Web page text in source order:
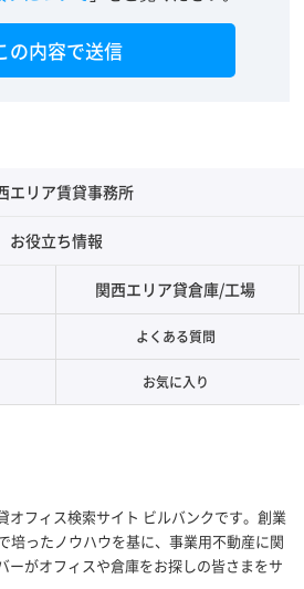
エリア賃貸事務所
お役立ち情報
関西エリア貸倉庫/工場
よくある質問
お気に入り
オフィス検索サイト ビルバンクです。創業
培ったノウハウを基に、事業用不動産に関
ーがオフィスや倉庫をお探しの皆さまをサ